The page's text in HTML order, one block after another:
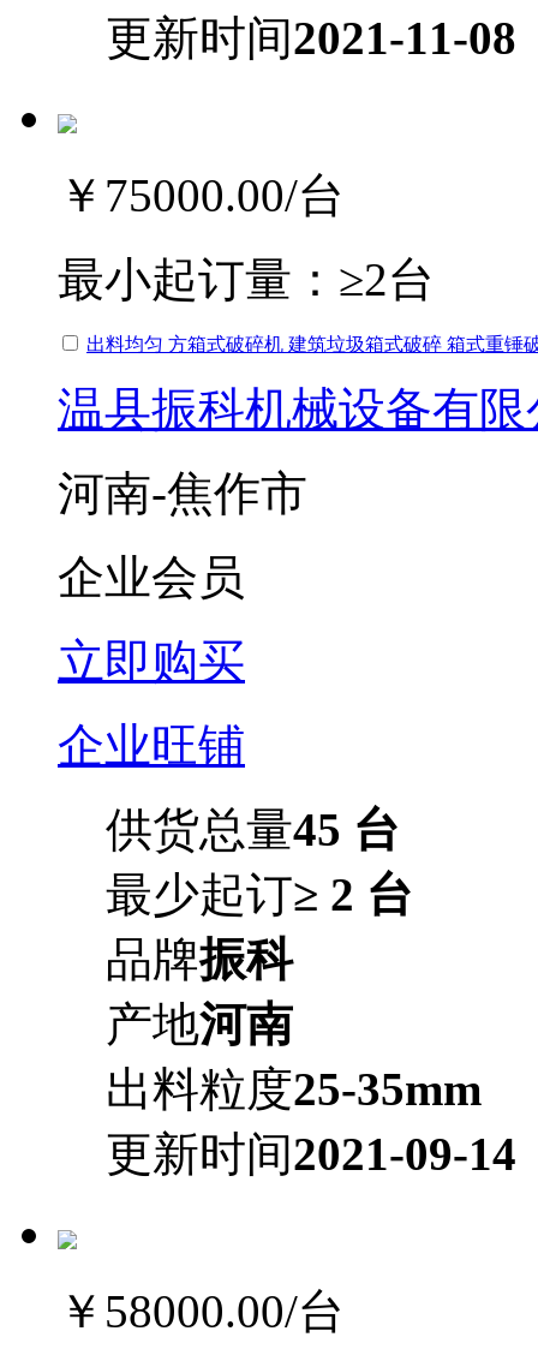
更新时间2021-11-08
￥75000.00/台
最小起订量： ≥2台
出料均匀 方箱式破碎机 建筑垃圾箱式破碎 箱式重锤
温县振科机械设备有限
河南-焦作市
企业会员
立即购买
企业旺铺
供货总量45 台
最少起订≥ 2 台
品牌振科
产地河南
出料粒度25-35mm
更新时间2021-09-14
￥58000.00/台